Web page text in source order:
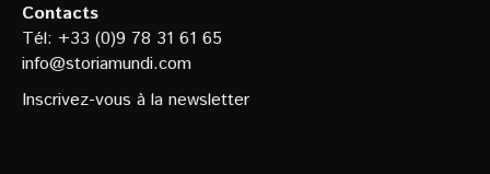
Contacts
Tél: +33 (0)9 78 31 61 65
info@storiamundi.com
Inscrivez-vous à la newsletter